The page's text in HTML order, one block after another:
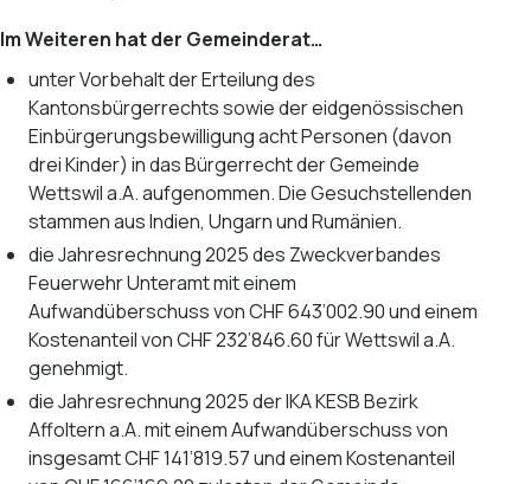
Im Weiteren hat der Gemeinderat…
unter Vorbehalt der Erteilung des
Kantonsbürgerrechts sowie der eidgenössischen
Einbürgerungsbewilligung acht Personen (davon
drei Kinder) in das Bürgerrecht der Gemeinde
Wettswil a.A. aufgenommen. Die Gesuchstellenden
stammen aus Indien, Ungarn und Rumänien.
die Jahresrechnung 2025 des Zweckverbandes
Feuerwehr Unteramt mit einem
Aufwandüberschuss von CHF 643’002.90 und einem
Kostenanteil von CHF 232’846.60 für Wettswil a.A.
genehmigt.
die Jahresrechnung 2025 der IKA KESB Bezirk
Affoltern a.A. mit einem Aufwandüberschuss von
insgesamt CHF 141’819.57 und einem Kostenanteil